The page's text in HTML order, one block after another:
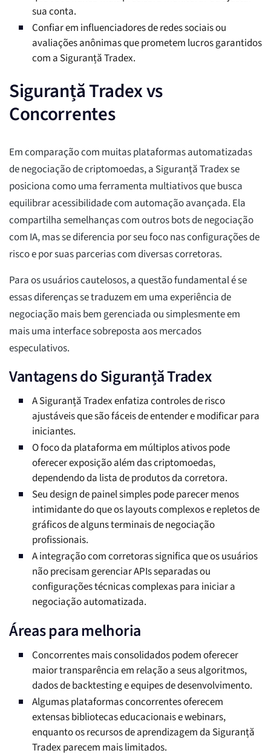
sua conta.
Confiar em influenciadores de redes sociais ou
avaliações anônimas que prometem lucros garantidos
com a Siguranță Tradex.
Siguranță Tradex vs
Concorrentes
Em comparação com muitas plataformas automatizadas
de negociação de criptomoedas, a Siguranță Tradex se
posiciona como uma ferramenta multiativos que busca
equilibrar acessibilidade com automação avançada. Ela
compartilha semelhanças com outros bots de negociação
com IA, mas se diferencia por seu foco nas configurações de
risco e por suas parcerias com diversas corretoras.
Para os usuários cautelosos, a questão fundamental é se
essas diferenças se traduzem em uma experiência de
negociação mais bem gerenciada ou simplesmente em
mais uma interface sobreposta aos mercados
especulativos.
Vantagens do Siguranță Tradex
A Siguranță Tradex enfatiza controles de risco
ajustáveis que são fáceis de entender e modificar para
iniciantes.
O foco da plataforma em múltiplos ativos pode
oferecer exposição além das criptomoedas,
dependendo da lista de produtos da corretora.
Seu design de painel simples pode parecer menos
intimidante do que os layouts complexos e repletos de
gráficos de alguns terminais de negociação
profissionais.
A integração com corretoras significa que os usuários
não precisam gerenciar APIs separadas ou
configurações técnicas complexas para iniciar a
negociação automatizada.
Áreas para melhoria
Concorrentes mais consolidados podem oferecer
maior transparência em relação a seus algoritmos,
dados de backtesting e equipes de desenvolvimento.
Algumas plataformas concorrentes oferecem
extensas bibliotecas educacionais e webinars,
enquanto os recursos de aprendizagem da Siguranță
Tradex parecem mais limitados.